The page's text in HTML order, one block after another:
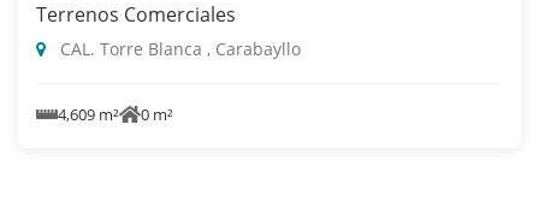
Terrenos Comerciales
CAL. Torre Blanca , Carabayllo
4,609 m² 0 m²